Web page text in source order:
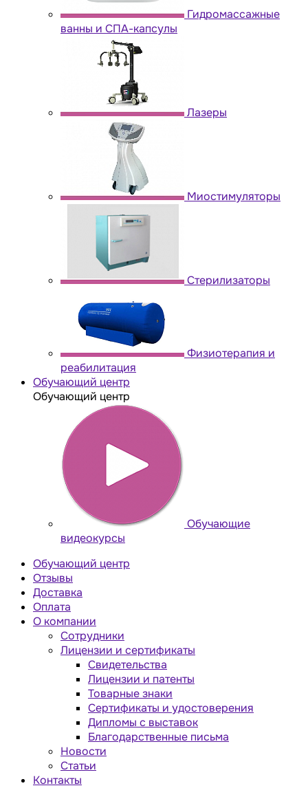
Гидромассажные
ванны и СПА-капсулы
Лазеры
Миостимуляторы
Стерилизаторы
Физиотерапия и
реабилитация
Обучающий центр
Обучающий центр
Обучающие
видеокурсы
Обучающий центр
Отзывы
Доставка
Оплата
О компании
Сотрудники
Лицензии и сертификаты
Свидетельства
Лицензии и патенты
Товарные знаки
Сертификаты и удостоверения
Дипломы с выставок
Благодарственные письма
Новости
Статьи
Контакты